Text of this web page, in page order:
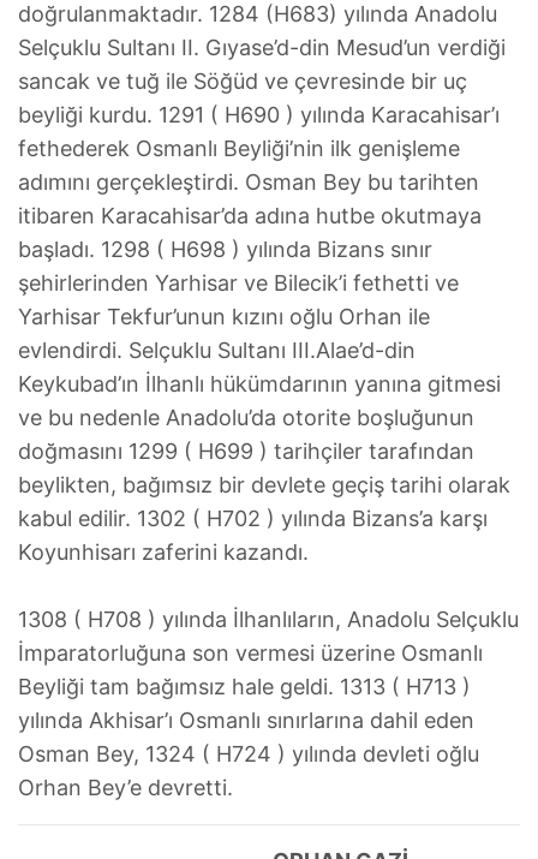
doğrulanmaktadır. 1284 (H683) yılında Anadolu
Selçuklu Sultanı II. Gıyase’d-din Mesud’un verdiği
sancak ve tuğ ile Söğüd ve çevresinde bir uç
beyliği kurdu. 1291 ( H690 ) yılında Karacahisar’ı
fethederek Osmanlı Beyliği’nin ilk genişleme
adımını gerçekleştirdi. Osman Bey bu tarihten
itibaren Karacahisar’da adına hutbe okutmaya
başladı. 1298 ( H698 ) yılında Bizans sınır
şehirlerinden Yarhisar ve Bilecik’i fethetti ve
Yarhisar Tekfur’unun kızını oğlu Orhan ile
evlendirdi. Selçuklu Sultanı III.Alae’d-din
Keykubad’ın İlhanlı hükümdarının yanına gitmesi
ve bu nedenle Anadolu’da otorite boşluğunun
doğmasını 1299 ( H699 ) tarihçiler tarafından
beylikten, bağımsız bir devlete geçiş tarihi olarak
kabul edilir. 1302 ( H702 ) yılında Bizans’a karşı
Koyunhisarı zaferini kazandı.
1308 ( H708 ) yılında İlhanlıların, Anadolu Selçuklu
İmparatorluğuna son vermesi üzerine Osmanlı
Beyliği tam bağımsız hale geldi. 1313 ( H713 )
yılında Akhisar’ı Osmanlı sınırlarına dahil eden
Osman Bey, 1324 ( H724 ) yılında devleti oğlu
Orhan Bey’e devretti.